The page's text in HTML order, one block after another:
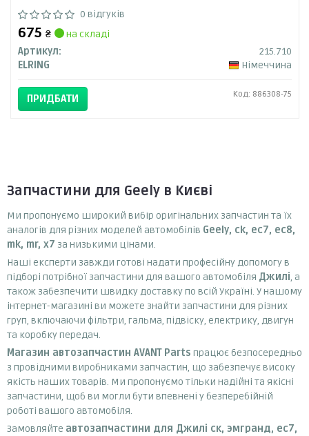
0 відгуків
675 ₴
на складі
Артикул:
215.710
ELRING
Німеччина
ПРИДБАТИ Код: 886308-75
Запчастини для Geely в Києві
Ми пропонуємо широкий вибір оригінальних запчастин та їх
аналогів для різних моделей автомобілів Geely, ck, ec7, ec8,
mk, mr, x7 за низькими цінами.
Наші експерти завжди готові надати професійну допомогу в
підборі потрібної запчастини для вашого автомобіля Джилі, а
також забезпечити швидку доставку по всій Україні. У нашому
інтернет-магазині ви можете знайти запчастини для різних
груп, включаючи фільтри, гальма, підвіску, електрику, двигун
та коробку передач.
Магазин автозапчастин AVANT Parts працює безпосередньо
з провідними виробниками запчастин, що забезпечує високу
якість наших товарів. Ми пропонуємо тільки надійні та якісні
запчастини, щоб ви могли бути впевнені у безперебійній
роботі вашого автомобіля.
Замовляйте автозапчастини для Джилі ск, эмгранд, ес7,